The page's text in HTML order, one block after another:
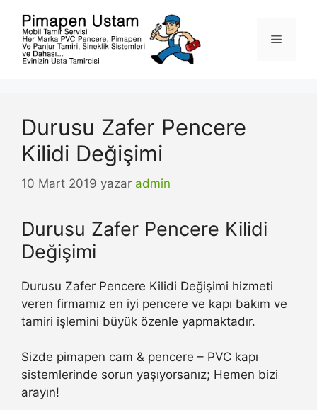
Menü
Durusu Zafer Pencere
Kilidi Değişimi
10 Mart 2019 yazar admin
Durusu Zafer Pencere Kilidi
Değişimi
Durusu Zafer Pencere Kilidi Değişimi hizmeti
veren firmamız en iyi pencere ve kapı bakım ve
tamiri işlemini büyük özenle yapmaktadır.
Sizde pimapen cam & pencere – PVC kapı
sistemlerinde sorun yaşıyorsanız; Hemen bizi
arayın!